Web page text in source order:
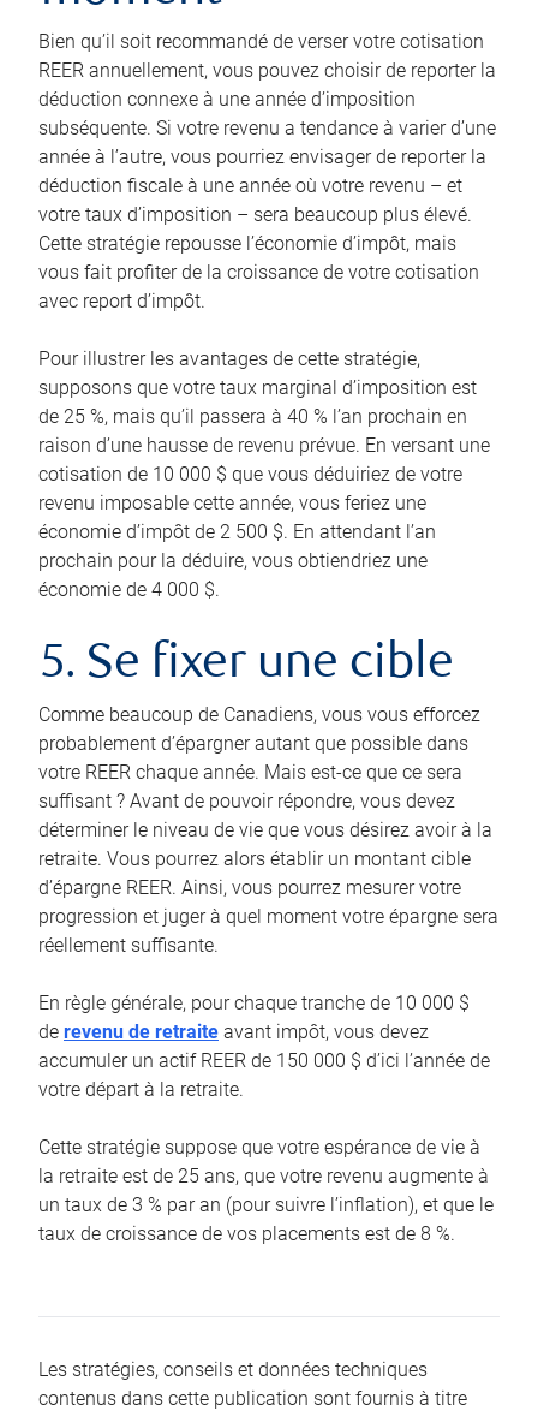
Bien qu’il soit recommandé de verser votre cotisation
REER annuellement, vous pouvez choisir de reporter la
déduction connexe à une année d’imposition
subséquente. Si votre revenu a tendance à varier d’une
année à l’autre, vous pourriez envisager de reporter la
déduction fiscale à une année où votre revenu – et
votre taux d’imposition – sera beaucoup plus élevé.
Cette stratégie repousse l’économie d’impôt, mais
vous fait profiter de la croissance de votre cotisation
avec report d’impôt.
Pour illustrer les avantages de cette stratégie,
supposons que votre taux marginal d’imposition est
de 25 %, mais qu’il passera à 40 % l’an prochain en
raison d’une hausse de revenu prévue. En versant une
cotisation de 10 000 $ que vous déduiriez de votre
revenu imposable cette année, vous feriez une
économie d’impôt de 2 500 $. En attendant l’an
prochain pour la déduire, vous obtiendriez une
économie de 4 000 $.
5. Se fixer une cible
Comme beaucoup de Canadiens, vous vous efforcez
probablement d’épargner autant que possible dans
votre REER chaque année. Mais est-ce que ce sera
suffisant ? Avant de pouvoir répondre, vous devez
déterminer le niveau de vie que vous désirez avoir à la
retraite. Vous pourrez alors établir un montant cible
d’épargne REER. Ainsi, vous pourrez mesurer votre
progression et juger à quel moment votre épargne sera
réellement suffisante.
En règle générale, pour chaque tranche de 10 000 $
de revenu de retraite avant impôt, vous devez
accumuler un actif REER de 150 000 $ d’ici l’année de
votre départ à la retraite.
Cette stratégie suppose que votre espérance de vie à
la retraite est de 25 ans, que votre revenu augmente à
un taux de 3 % par an (pour suivre l’inflation), et que le
taux de croissance de vos placements est de 8 %.
Les stratégies, conseils et données techniques
contenus dans cette publication sont fournis à titre